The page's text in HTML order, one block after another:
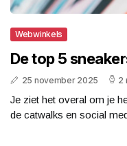
Webwinkels
De top 5
25 november 2025 2
Je ziet het overal om je
de catwalks en social